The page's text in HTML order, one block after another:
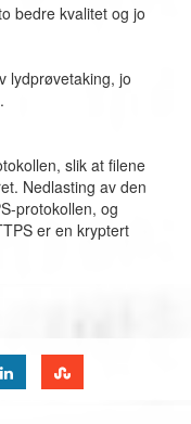
bedre kvalitet og jo
lydprøvetaking, jo
slik at filene
Nedlasting av den
protokollen, og
er en kryptert